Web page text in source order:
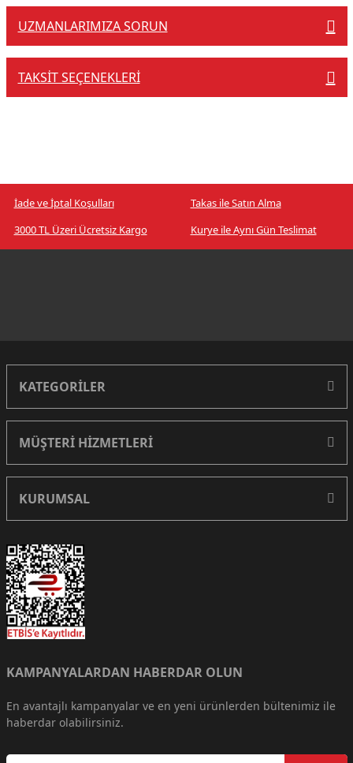
UZMANLARIMIZA SORUN
TAKSIT SEÇENEKLERI
İade ve İptal Koşulları
Takas ile Satın Alma
3000 TL Üzeri Ücretsiz Kargo
Kurye ile Aynı Gün Teslimat
KATEGORİLER
MÜŞTERİ HİZMETLERİ
KURUMSAL
KAMPANYALARDAN HABERDAR OLUN
En avantajlı kampanyalar ve en yeni ürünlerden bültenimiz ile
haberdar olabilirsiniz.